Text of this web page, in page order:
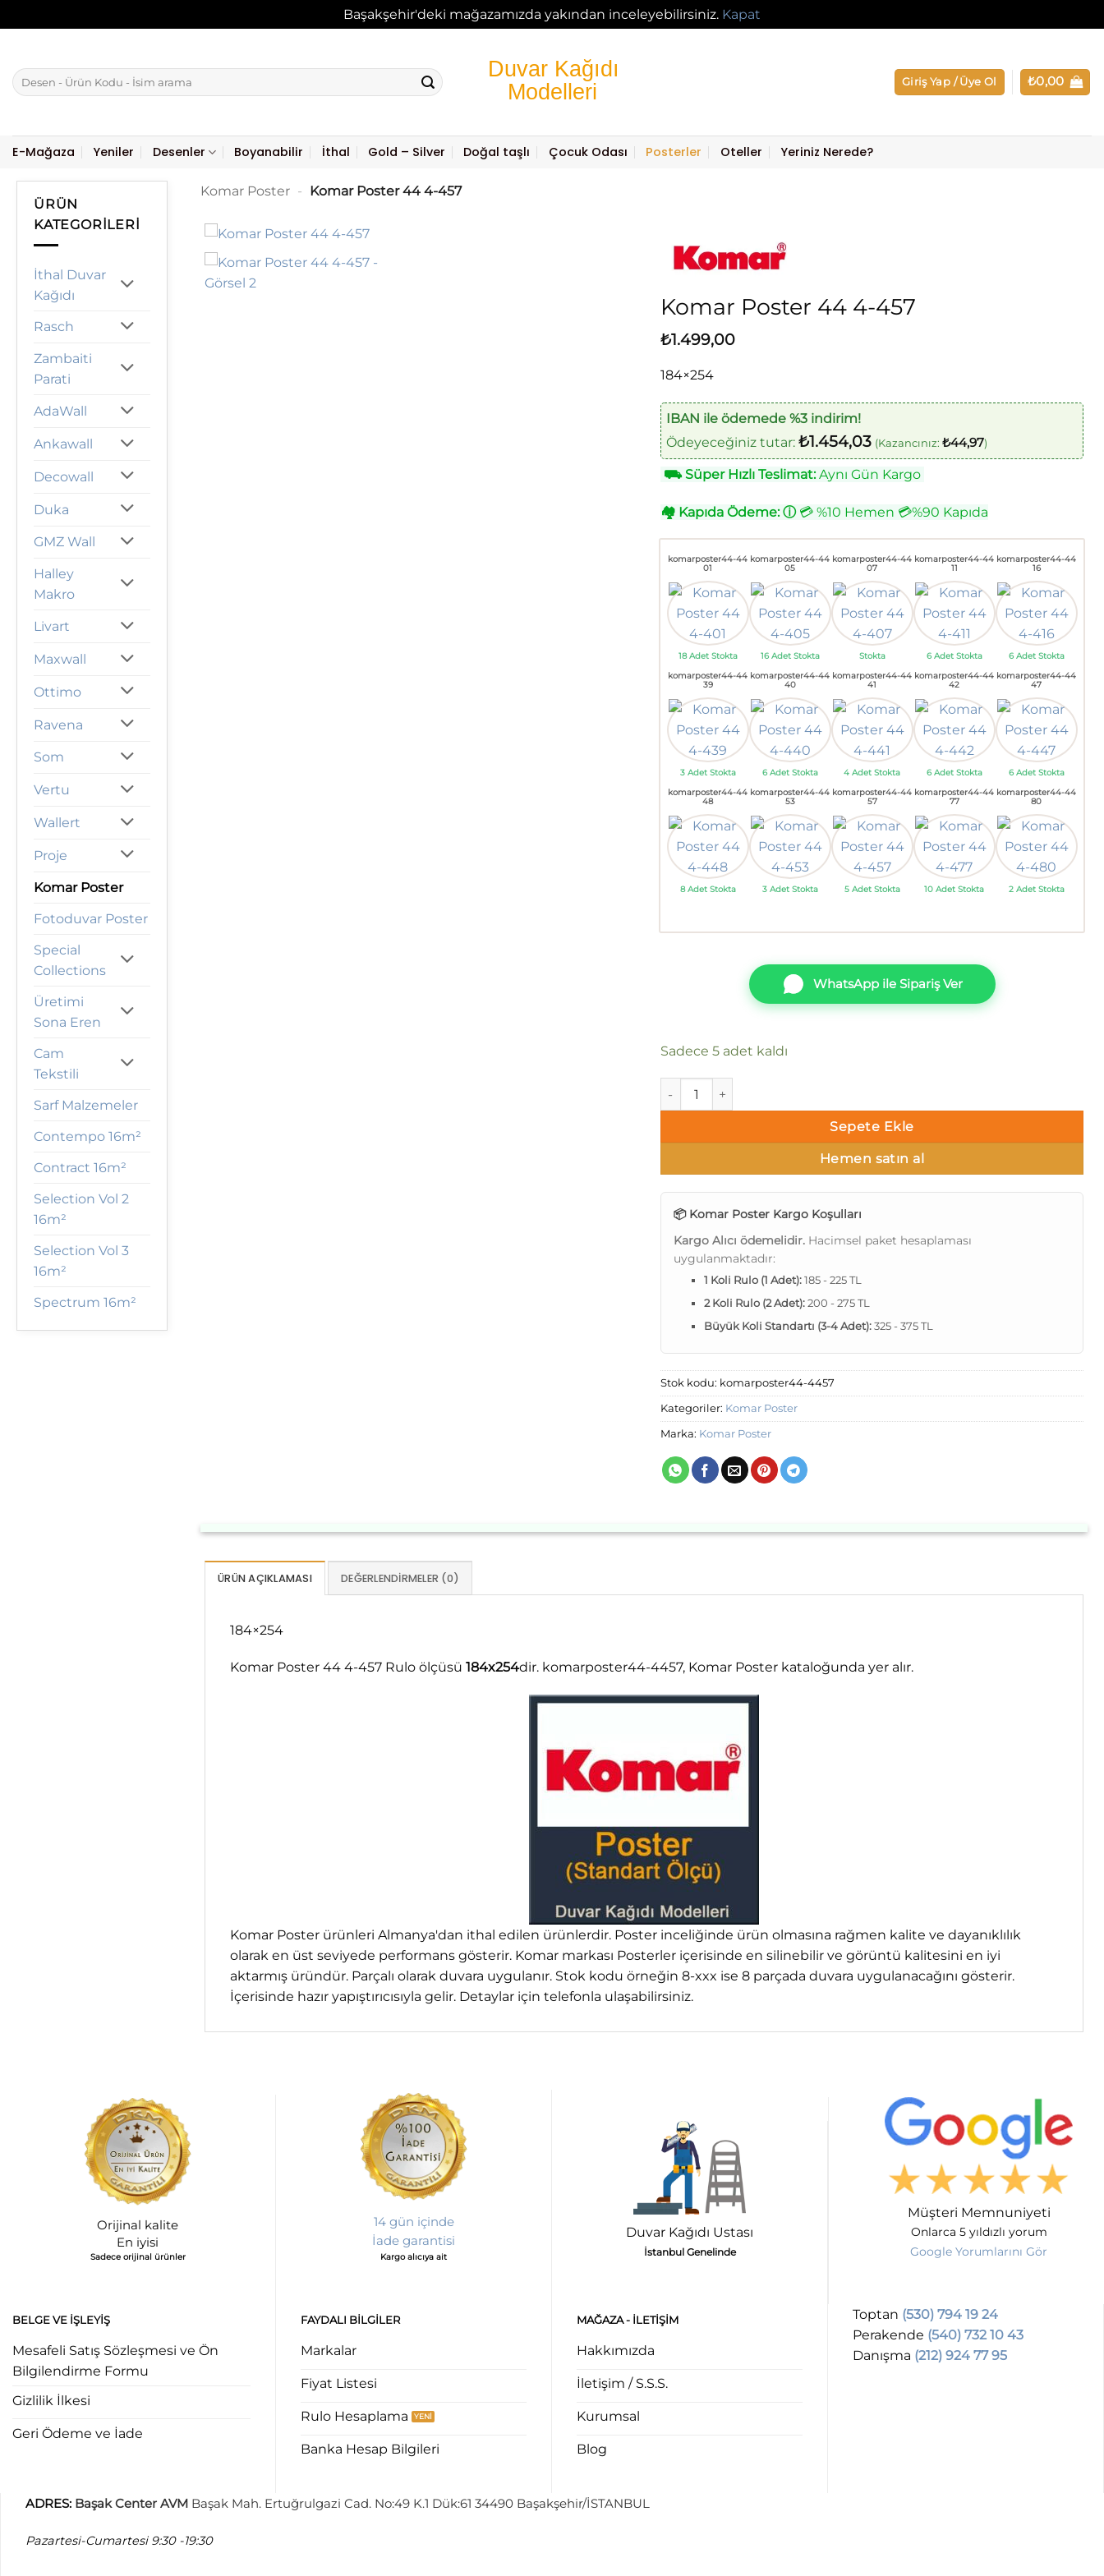
Başakşehir'deki mağazamızda yakından inceleyebilirsiniz. Kapat
Ara:
Giriş Yap / Üye Ol ₺0,00
E-Mağaza Yeniler Desenler Boyanabilir İthal Gold – Silver Doğal taşlı Çocuk Odası Posterler Oteller Yeriniz Nerede?
ÜRÜN
KATEGORILERI
İthal Duvar
Kağıdı
Rasch
Zambaiti
Parati
AdaWall
Ankawall
Decowall
Duka
GMZ Wall
Halley
Makro
Livart
Maxwall
Ottimo
Ravena
Som
Vertu
Wallert
Proje
Komar Poster
Fotoduvar Poster
Special
Collections
Üretimi
Sona Eren
Cam
Tekstili
Sarf Malzemeler
Contempo 16m²
Contract 16m²
Selection Vol 2
16m²
Selection Vol 3
16m²
Spectrum 16m²
Komar Poster - Komar Poster 44 4-457
Komar Poster 44 4-457
₺1.499,00
184×254
IBAN ile ödemede %3 indirim!
Ödeyeceğiniz tutar: ₺1.454,03 (Kazancınız: ₺44,97)
⛟Süper Hızlı Teslimat:Aynı Gün Kargo
🏘 Kapıda Ödeme: ⓘ💳 %10 Hemen 💳%90 Kapıda
komarposter44-44
01
18 Adet Stokta
komarposter44-44
05
16 Adet Stokta
komarposter44-44
07
Stokta
komarposter44-44
11
6 Adet Stokta
komarposter44-44
16
6 Adet Stokta
komarposter44-44
39
3 Adet Stokta
komarposter44-44
40
6 Adet Stokta
komarposter44-44
41
4 Adet Stokta
komarposter44-44
42
6 Adet Stokta
komarposter44-44
47
6 Adet Stokta
komarposter44-44
48
8 Adet Stokta
komarposter44-44
53
3 Adet Stokta
komarposter44-44
57
5 Adet Stokta
komarposter44-44
77
10 Adet Stokta
komarposter44-44
80
2 Adet Stokta
WhatsApp ile Sipariş Ver
Sadece 5 adet kaldı
Komar Poster 44 4-457 adet
Sepete Ekle
Hemen satın al
📦 Komar Poster Kargo Koşulları
Kargo Alıcı ödemelidir. Hacimsel paket hesaplaması
uygulanmaktadır:
1 Koli Rulo (1 Adet):185 - 225 TL
2 Koli Rulo (2 Adet):200 - 275 TL
Büyük Koli Standartı (3-4 Adet):325 - 375 TL
Stok kodu: komarposter44-4457
Kategoriler: Komar Poster
Marka: Komar Poster
ÜRÜN AÇIKLAMASI DEĞERLENDIRMELER (0)
184×254
Komar Poster 44 4-457 Rulo ölçüsü 184x254dir. komarposter44-4457, Komar Poster kataloğunda yer alır.
Komar Poster ürünleri Almanya'dan ithal edilen ürünlerdir. Poster inceliğinde ürün olmasına rağmen kalite ve dayanıklılık
olarak en üst seviyede performans gösterir. Komar markası Posterler içerisinde en silinebilir ve görüntü kalitesini en iyi
aktarmış üründür. Parçalı olarak duvara uygulanır. Stok kodu örneğin 8-xxx ise 8 parçada duvara uygulanacağını gösterir.
İçerisinde hazır yapıştırıcısıyla gelir. Detaylar için telefonla ulaşabilirsiniz.
Orijinal kalite
En iyisi
Sadece orijinal ürünler
14 gün içinde
İade garantisi
Kargo alıcıya ait
Duvar Kağıdı Ustası
İstanbul Genelinde
Müşteri Memnuniyeti
Onlarca 5 yıldızlı yorum
Google Yorumlarını Gör
BELGE VE İŞLEYIŞ
Mesafeli Satış Sözleşmesi ve Ön
Bilgilendirme Formu
Gizlilik İlkesi
Geri Ödeme ve İade
FAYDALI BILGILER
Markalar
Fiyat Listesi
Rulo Hesaplama
Banka Hesap Bilgileri
MAĞAZA - ILETIŞIM
Hakkımızda
İletişim / S.S.S.
Kurumsal
Blog
Toptan (530) 794 19 24
Perakende (540) 732 10 43
Danışma (212) 924 77 95
ADRES: Başak Center AVM Başak Mah. Ertuğrulgazi Cad. No:49 K.1 Dük:61 34490 Başakşehir/İSTANBUL
Pazartesi-Cumartesi 9:30 -19:30